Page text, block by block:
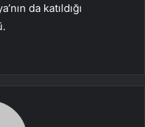
da katıldığı